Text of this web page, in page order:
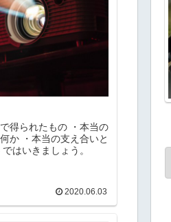
得られたもの ・本当の
か ・本当の支え合いと
はいきましょう。
2020.06.03